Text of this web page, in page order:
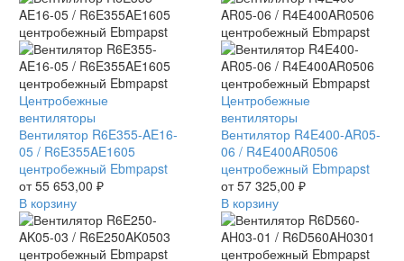
Вентилятор
R6E355-
AE16-
05
/
R6E355AE1605
центробежный
Ebmpapst
Центробежные
вентиляторы
Вентилятор R6E355-AE16-
05 / R6E355AE1605
центробежный Ebmpapst
от55 653,00 ₽
В корзину
Вентилятор
R4E400-
AR05-
06
/
R4E400AR0506
центробежный
Ebmpapst
Центробежные
вентиляторы
Вентилятор R4E400-AR05-
06 / R4E400AR0506
центробежный Ebmpapst
от57 325,00 ₽
В корзину